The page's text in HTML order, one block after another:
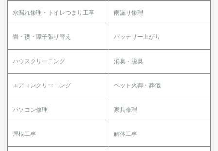
水漏れ修理・トイレつまり工事 雨漏り修理
畳・襖・障子張り替え バッテリー上がり
ハウスクリーニング 消臭・脱臭
エアコンクリーニング ペット火葬・葬儀
パソコン修理 家具修理
屋根工事 解体工事